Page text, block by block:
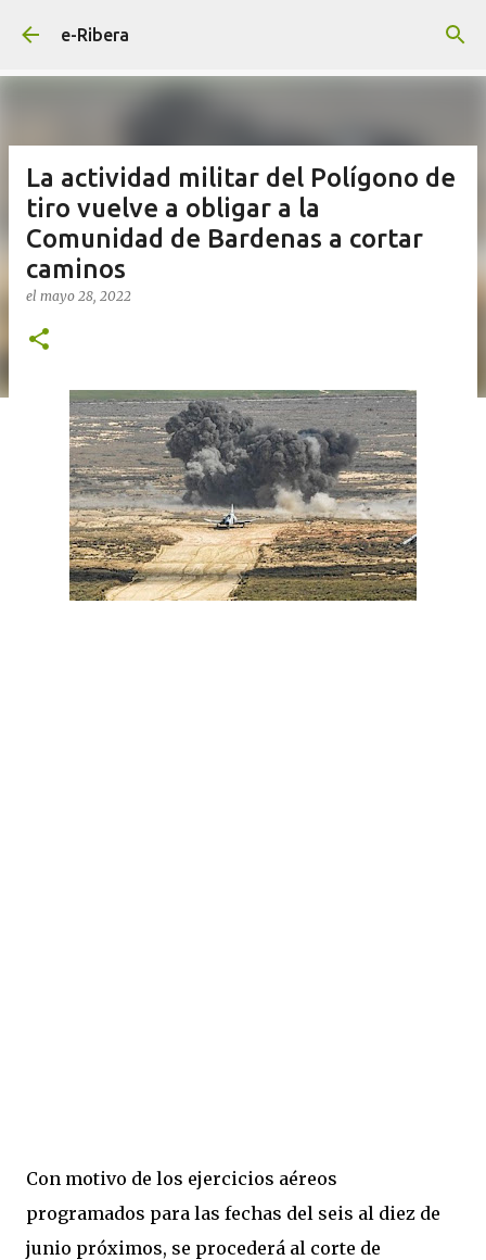
e-Ribera
La actividad militar del Polígono de
tiro vuelve a obligar a la
Comunidad de Bardenas a cortar
caminos
el mayo 28, 2022
Con motivo de los ejercicios aéreos
programados para las fechas del seis al diez de
junio próximos, se procederá al corte de